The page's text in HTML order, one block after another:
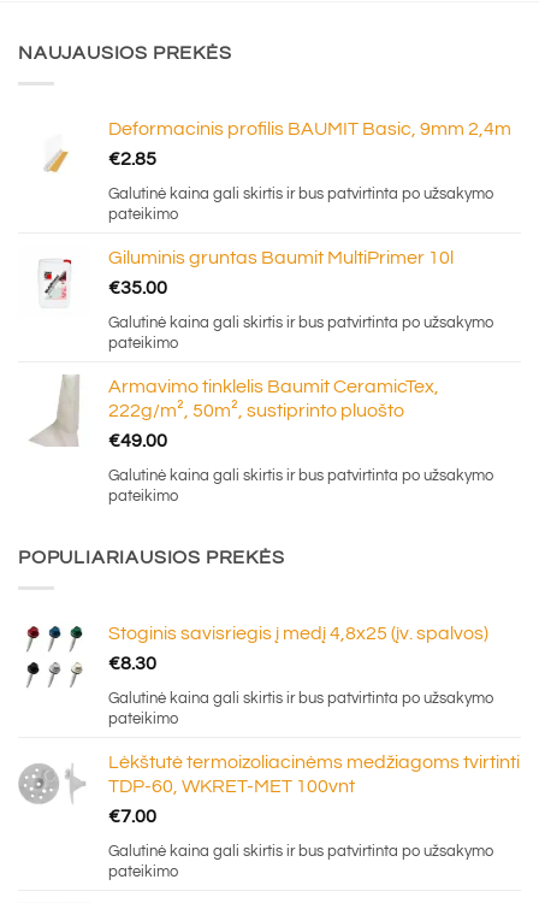
NAUJAUSIOS PREKĖS
Deformacinis profilis BAUMIT Basic, 9mm 2,4m
€2.85
Galutinė kaina gali skirtis ir bus patvirtinta po užsakymo
pateikimo
Giluminis gruntas Baumit MultiPrimer 10l
€35.00
Galutinė kaina gali skirtis ir bus patvirtinta po užsakymo
pateikimo
Armavimo tinklelis Baumit CeramicTex,
222g/m², 50m², sustiprinto pluošto
€49.00
Galutinė kaina gali skirtis ir bus patvirtinta po užsakymo
pateikimo
POPULIARIAUSIOS PREKĖS
Stoginis savisriegis į medį 4,8x25 (įv. spalvos)
€8.30
Galutinė kaina gali skirtis ir bus patvirtinta po užsakymo
pateikimo
Lėkštutė termoizoliacinėms medžiagoms tvirtinti
TDP-60, WKRET-MET 100vnt
€7.00
Galutinė kaina gali skirtis ir bus patvirtinta po užsakymo
pateikimo